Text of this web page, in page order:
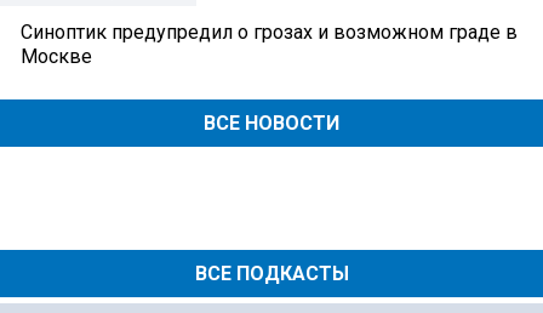
ВСЕ ПОДКАСТЫ
Синоптик предупредил о грозах и возможном граде в
Москве
ВСЕ НОВОСТИ